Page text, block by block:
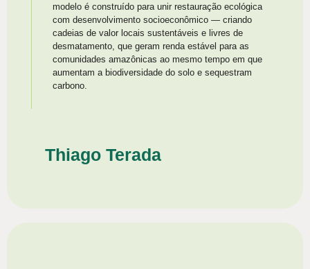
modelo é construído para unir restauração ecológica
com desenvolvimento socioeconômico — criando
cadeias de valor locais sustentáveis e livres de
desmatamento, que geram renda estável para as
comunidades amazônicas ao mesmo tempo em que
aumentam a biodiversidade do solo e sequestram
carbono.
Thiago Terada